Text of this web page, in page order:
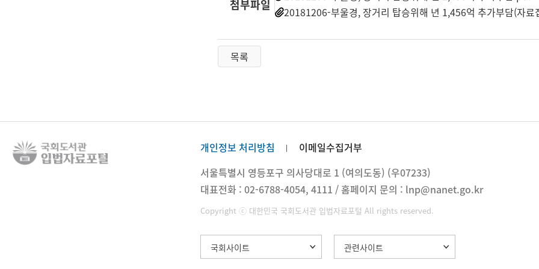
첨부파일
20181206-부울경, 장거리 탑승위해 년 1,456억 추가부담(자
목록
개인정보 처리방침
이메일수집거부
서울특별시 영등포구 의사당대로 1 (여의도동) (우07233)
대표전화 : 02-6788-4054, 4111 / 홈페이지 문의 : lnp@nanet.go.kr
Copyright ⓒ 대한민국 국회도서관 입법자료포털 All rights reserved.
국회사이트 관련사이트